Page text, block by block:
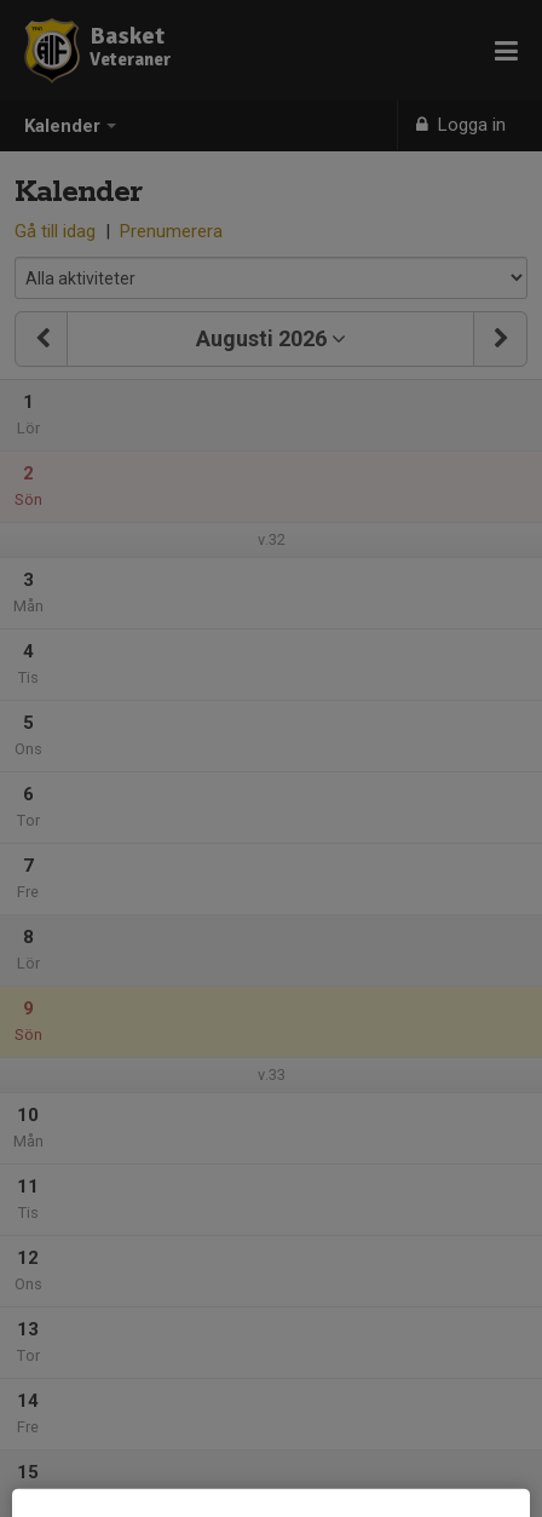
Kalender Logga in
Basket
Veteraner
Kalender
Gå till idag | Prenumerera
Augusti 2026
1
Lör
2
Sön
v.32
3
Mån
4
Tis
5
Ons
6
Tor
7
Fre
8
Lör
9
Sön
v.33
10
Mån
11
Tis
12
Ons
13
Tor
14
Fre
15